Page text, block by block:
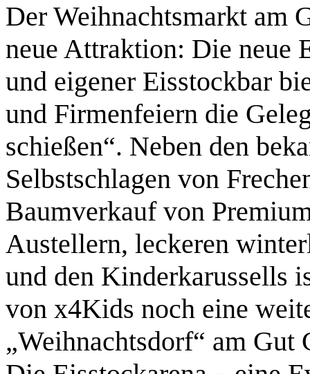
Der Weihnachtsmarkt am
neue Attraktion: Die neue
und eigener Eisstockbar
und Firmenfeiern die
schießen“. Neben den
Selbstschlagen von
Baumverkauf von
Austellern, leckeren
und den Kinderkarussells
von x4Kids noch eine
„Weihnachtsdorf“ am Gut